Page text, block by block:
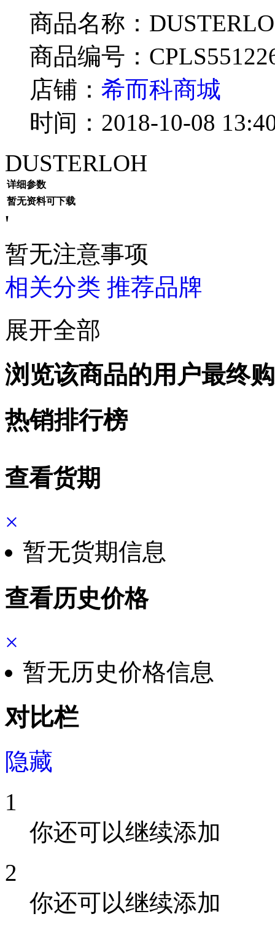
商品名称：
商品编号：
店铺： 希而科商城
时间：2018-10-08
DUSTERLOH
详细参数
暂无资料可下载
'
暂无注意事项
相关分类 推荐品牌
展开全部
浏览该商品的用户最终
热销排行榜
查看货期
×
暂无货期信息
查看历史价格
×
暂无历史价格信息
对比栏
隐藏
1
你还可以继续添加
2
你还可以继续添加